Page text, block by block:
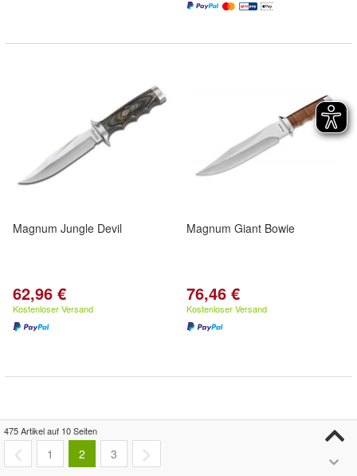
Magnum Jungle Devil
62,96 €
Kostenloser Versand
Magnum Giant Bowie
76,46 €
Kostenloser Versand
475 Artikel auf 10 Seiten
1 2 3